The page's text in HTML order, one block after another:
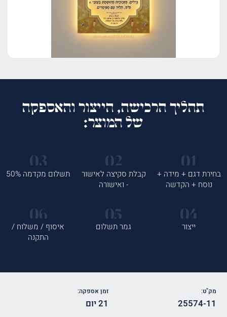
תהליך הרכישה, הייצור והאספקה
של המוצר:
בחירת דגם + מידה +
נוסח + הקדשה
קבלת סקיצה לאישור
- ואישורה
תשלום מקדמה 50%
ייצור גמר תשלום
איסוף / משלוח /
התקנה
מק"ט:
25574-11
זמן אספקה:
21 יום